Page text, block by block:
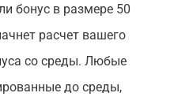
бонус в размере 50
расчет вашего
со среды. Любые
до среды,